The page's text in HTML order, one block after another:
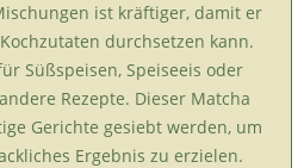
ist kräftiger, damit er
durchsetzen kann.
Süßspeisen, Speiseeis oder
Rezepte. Dieser Matcha
Gerichte gesiebt werden, um
Ergebnis zu erzielen.